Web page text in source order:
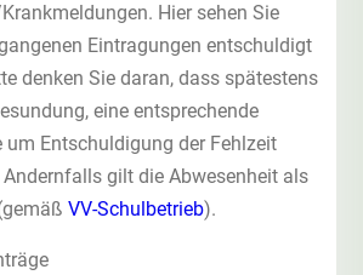
Hier sehen Sie
Eintragungen entschuldigt
denken Sie daran, dass spätestens
eine entsprechende
Entschuldigung der Fehlzeit
gilt die Abwesenheit als
VV-Schulbetrieb).